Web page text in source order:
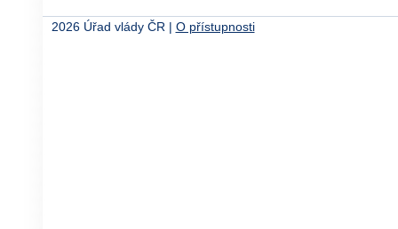
2026 Úřad vlády ČR | O přístupnosti